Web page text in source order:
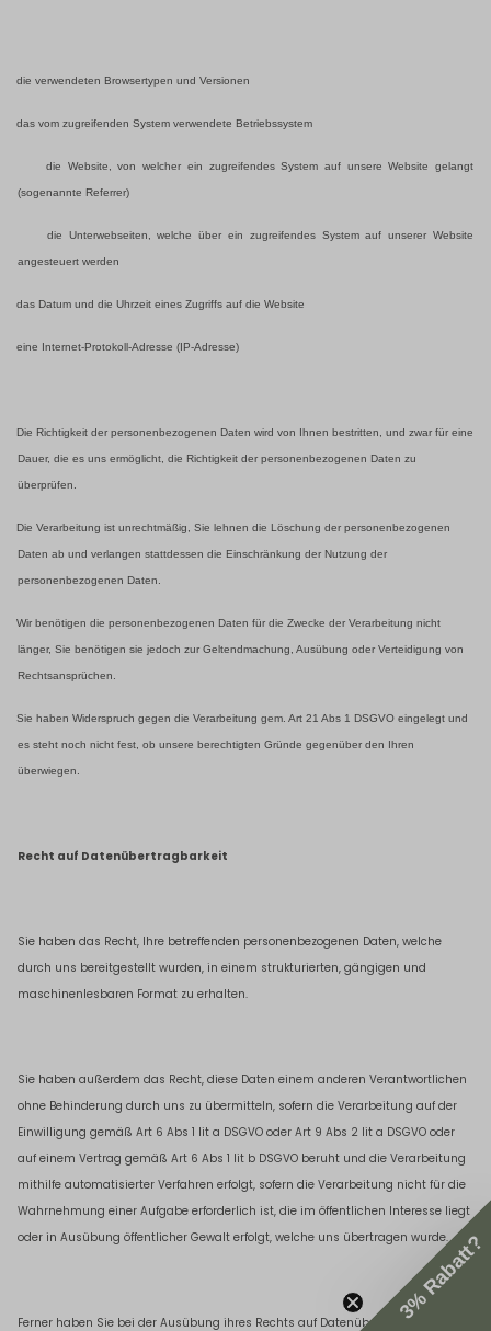
die verwendeten Browsertypen und Versionen
das vom zugreifenden System verwendete Betriebssystem
die Website, von welcher ein zugreifendes System auf unsere Website gelangt
(sogenannte Referrer)
die Unterwebseiten, welche über ein zugreifendes System auf unserer Website
angesteuert werden
das Datum und die Uhrzeit eines Zugriffs auf die Website
eine Internet-Protokoll-Adresse (IP-Adresse)
Die Richtigkeit der personenbezogenen Daten wird von Ihnen bestritten, und zwar für eine
Dauer, die es uns ermöglicht, die Richtigkeit der personenbezogenen Daten zu
überprüfen.
Die Verarbeitung ist unrechtmäßig, Sie lehnen die Löschung der personenbezogenen
Daten ab und verlangen stattdessen die Einschränkung der Nutzung der
personenbezogenen Daten.
Wir benötigen die personenbezogenen Daten für die Zwecke der Verarbeitung nicht
länger, Sie benötigen sie jedoch zur Geltendmachung, Ausübung oder Verteidigung von
Rechtsansprüchen.
Sie haben Widerspruch gegen die Verarbeitung gem. Art 21 Abs 1 DSGVO eingelegt und
es steht noch nicht fest, ob unsere berechtigten Gründe gegenüber den Ihren
überwiegen.
Recht auf Datenübertragbarkeit
Sie haben das Recht, Ihre betreffenden personenbezogenen Daten, welche
durch uns bereitgestellt wurden, in einem strukturierten, gängigen und
maschinenlesbaren Format zu erhalten.
Sie haben außerdem das Recht, diese Daten einem anderen Verantwortlichen
ohne Behinderung durch uns zu übermitteln, sofern die Verarbeitung auf der
Einwilligung gemäß Art 6 Abs 1 lit a DSGVO oder Art 9 Abs 2 lit a DSGVO oder
auf einem Vertrag gemäß Art 6 Abs 1 lit b DSGVO beruht und die Verarbeitung
mithilfe automatisierter Verfahren erfolgt, sofern die Verarbeitung nicht für die
Wahrnehmung einer Aufgabe erforderlich ist, die im öffentlichen Interesse liegt
oder in Ausübung öffentlicher Gewalt erfolgt, welche uns übertragen wurde.
Ferner haben Sie bei der Ausübung ihres Rechts auf Datenübertragbarkeit das
3% Rabatt?